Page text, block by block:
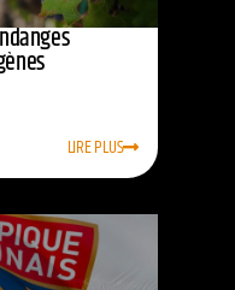
LIRE PLUS